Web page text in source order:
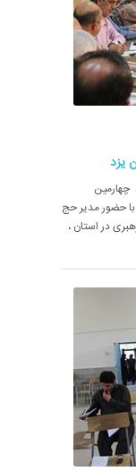
چهارمین
جلسه هماهنگی جهت برگزاری هفته حج سال 93 با حضور مدیر حج
در استان ،